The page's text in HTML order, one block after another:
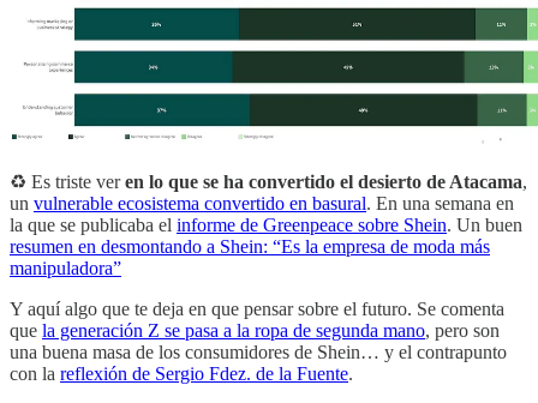
♻️ Es triste veren lo que se ha convertido el desierto de Atacama,
un vulnerable ecosistema convertido en basural. En una semana en
la que se publicaba el informe de Greenpeace sobre Shein. Un buen
resumen en desmontando a Shein: “Es la empresa de moda más
manipuladora”
Y aquí algo que te deja en que pensar sobre el futuro. Se comenta
que la generación Z se pasa a la ropa de segunda mano, pero son
una buena masa de los consumidores de Shein… y el contrapunto
con la reflexión de Sergio Fdez. de la Fuente.